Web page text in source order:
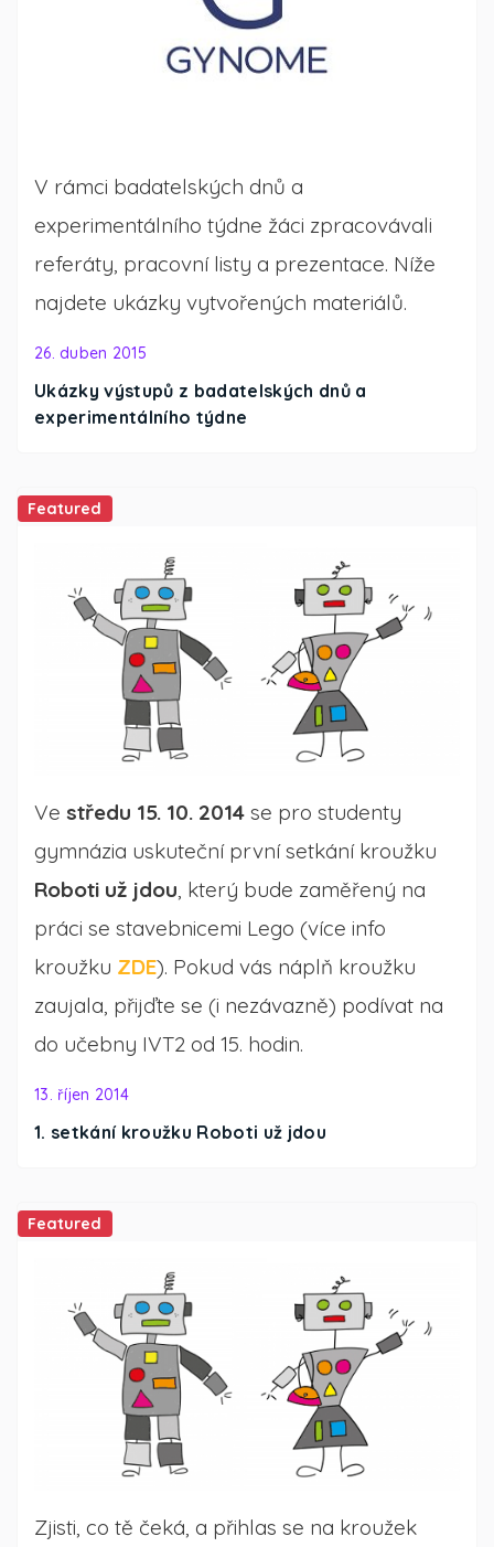
Ukázky výstupů z badatelských dnů a
experimentálního týdne
26. duben 2015
V rámci badatelských dnů a
experimentálního týdne žáci zpracovávali
referáty, pracovní listy a prezentace. Níže
najdete ukázky vytvořených materiálů.
Featured
1. setkání kroužku Roboti už jdou
13. říjen 2014
Ve středu 15. 10. 2014 se pro studenty
gymnázia uskuteční první setkání kroužku
Roboti už jdou, který bude zaměřený na
práci se stavebnicemi Lego (více info
kroužku ZDE). Pokud vás náplň kroužku
zaujala, přijďte se (i nezávazně) podívat na
do učebny IVT2 od 15. hodin.
Featured
Zjisti, co tě čeká, a přihlas se na kroužek